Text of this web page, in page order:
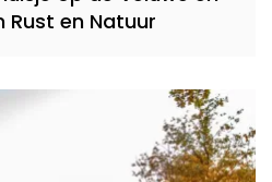
Rust en Natuur